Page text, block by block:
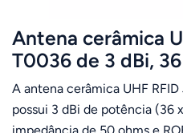
Antena cerâmica
T0036 de 3 dBi,
868/902-928
circular à direita
A antena cerâmica UHF
possui 3 dBi de potência (36